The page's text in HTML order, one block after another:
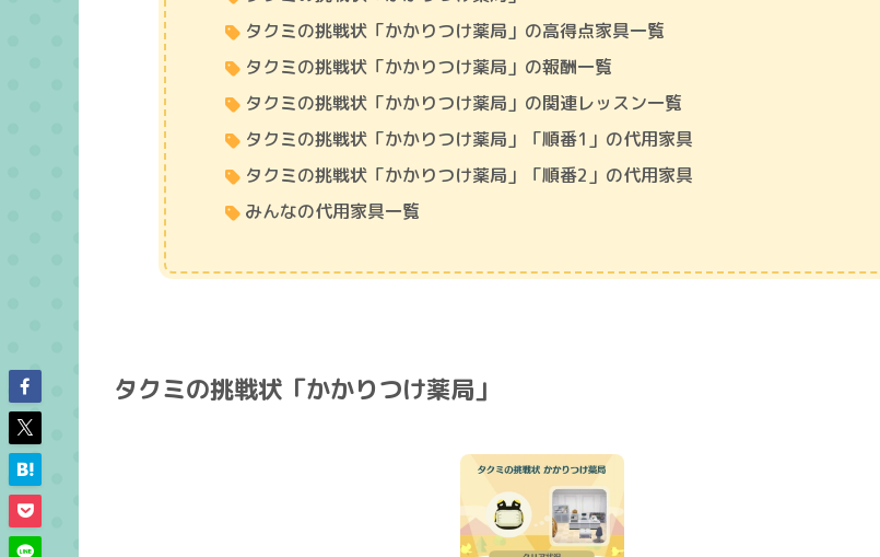
タクミの挑戦状「かかりつけ薬局」の高得点家具一覧
タクミの挑戦状「かかりつけ薬局」の報酬一覧
タクミの挑戦状「かかりつけ薬局」の関連レッスン一覧
タクミの挑戦状「かかりつけ薬局」「順番1」の代用家具
タクミの挑戦状「かかりつけ薬局」「順番2」の代用家具
みんなの代用家具一覧
タクミの挑戦状「かかりつけ薬局」